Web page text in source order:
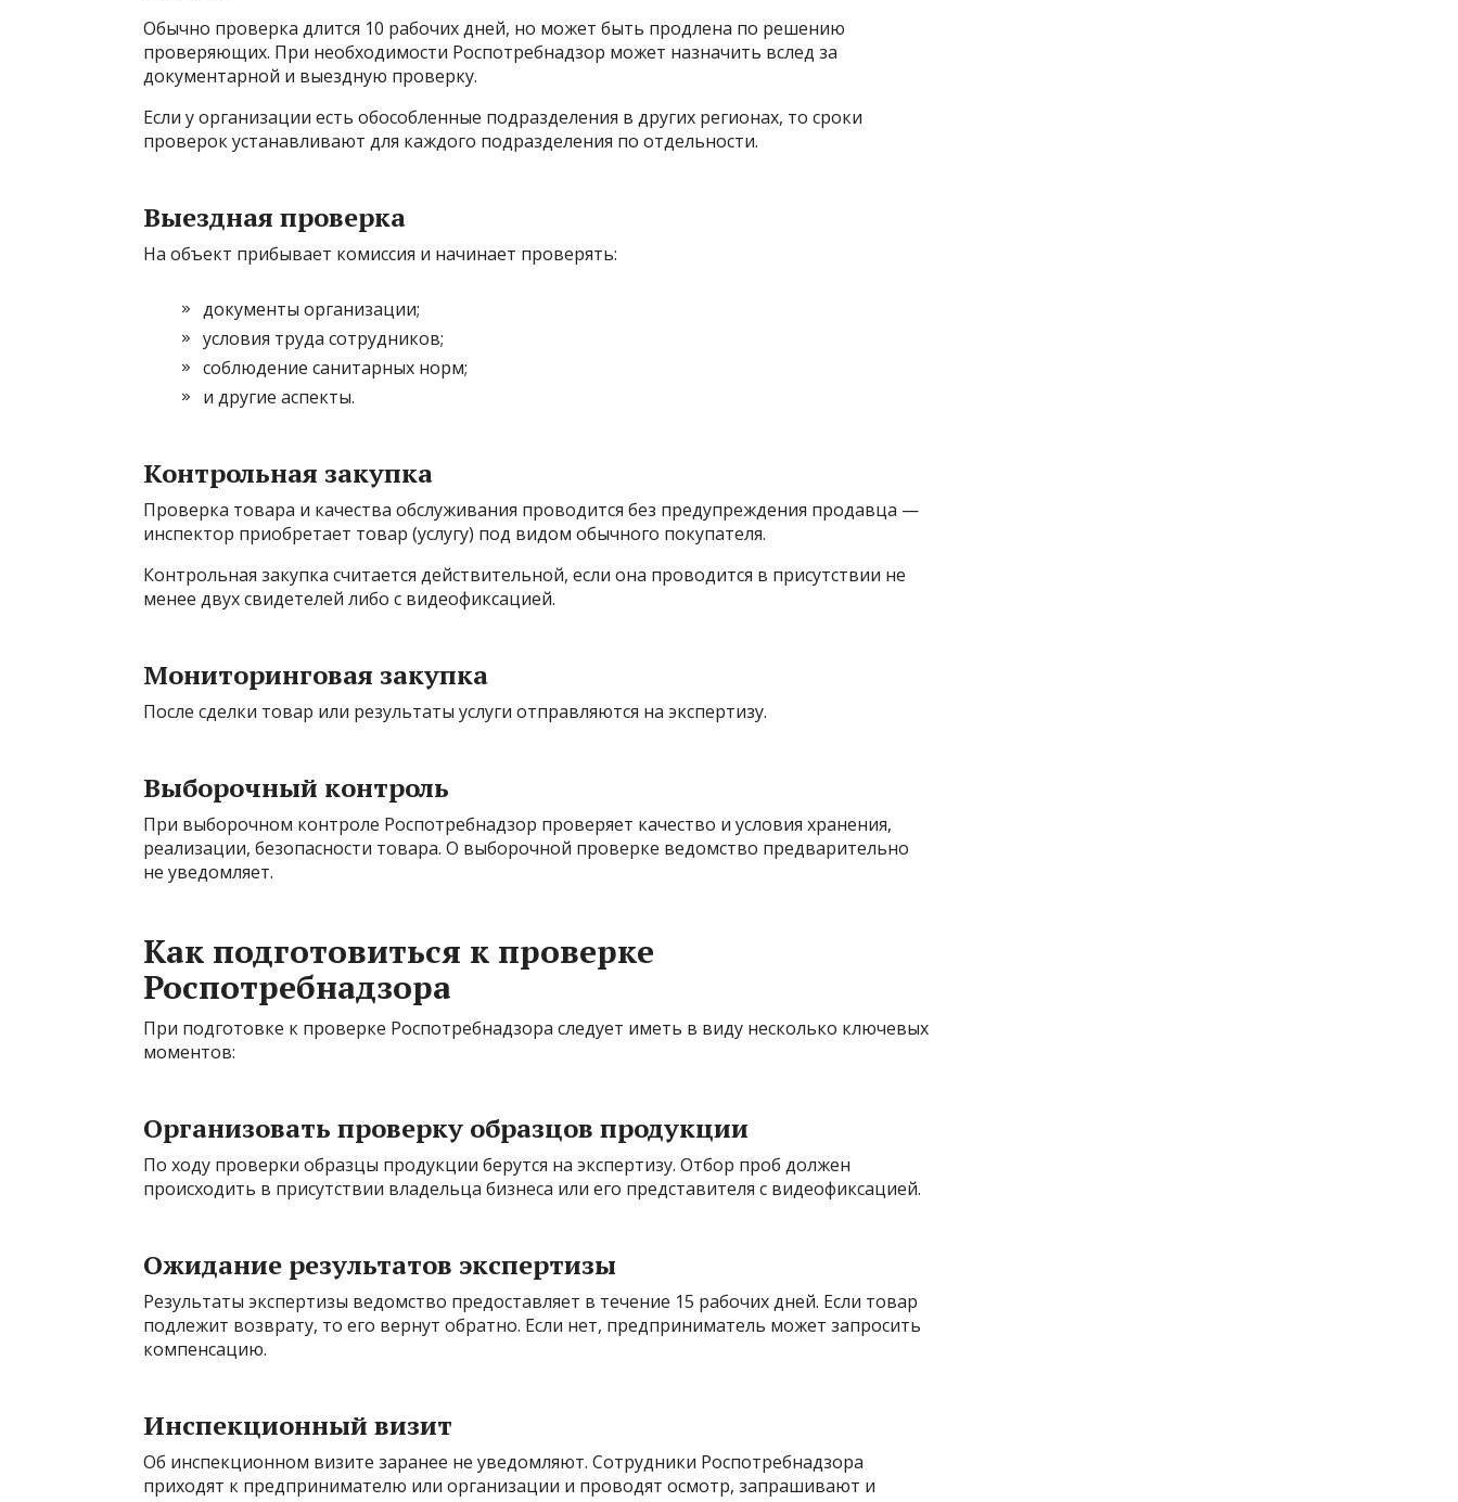
Обычно проверка длится 10 рабочих дней, но может быть продлена по решению
проверяющих. При необходимости Роспотребнадзор может назначить вслед за
документарной и выездную проверку.
Если у организации есть обособленные подразделения в других регионах, то сроки
проверок устанавливают для каждого подразделения по отдельности.
Выездная проверка
На объект прибывает комиссия и начинает проверять:
документы организации;
условия труда сотрудников;
соблюдение санитарных норм;
и другие аспекты.
Контрольная закупка
Проверка товара и качества обслуживания проводится без предупреждения продавца —
инспектор приобретает товар (услугу) под видом обычного покупателя.
Контрольная закупка считается действительной, если она проводится в присутствии не
менее двух свидетелей либо с видеофиксацией.
Мониторинговая закупка
После сделки товар или результаты услуги отправляются на экспертизу.
Выборочный контроль
При выборочном контроле Роспотребнадзор проверяет качество и условия хранения,
реализации, безопасности товара. О выборочной проверке ведомство предварительно
не уведомляет.
Как подготовиться к проверке
Роспотребнадзора
При подготовке к проверке Роспотребнадзора следует иметь в виду несколько ключевых
моментов:
Организовать проверку образцов продукции
По ходу проверки образцы продукции берутся на экспертизу. Отбор проб должен
происходить в присутствии владельца бизнеса или его представителя с видеофиксацией.
Ожидание результатов экспертизы
Результаты экспертизы ведомство предоставляет в течение 15 рабочих дней. Если товар
подлежит возврату, то его вернут обратно. Если нет, предприниматель может запросить
компенсацию.
Инспекционный визит
Об инспекционном визите заранее не уведомляют. Сотрудники Роспотребнадзора
приходят к предпринимателю или организации и проводят осмотр, запрашивают и